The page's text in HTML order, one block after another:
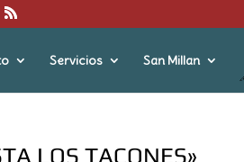
Servicios San Millan
LOS TACONES»